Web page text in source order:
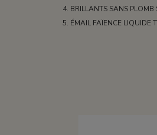
BRILLANTS SANS PLOMB
ÉMAIL FAÏENCE LIQUIDE